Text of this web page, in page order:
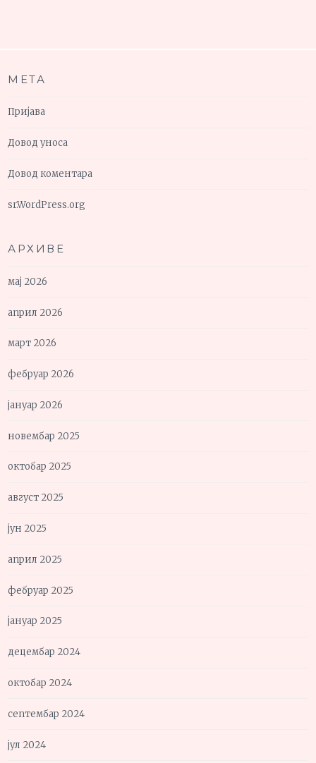
МЕТА
Пријава
Довод уноса
Довод коментара
sr.WordPress.org
АРХИВЕ
мај 2026
април 2026
март 2026
фебруар 2026
јануар 2026
новембар 2025
октобар 2025
август 2025
јун 2025
април 2025
фебруар 2025
јануар 2025
децембар 2024
октобар 2024
септембар 2024
јул 2024